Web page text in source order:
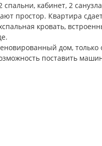
спальни, кабинет, 2
простор. Квартира
кровать,
дом,
поставить